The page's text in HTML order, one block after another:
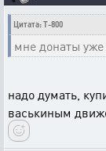
Цитата: T-800
мне донаты уже
надо думать,
васькиным